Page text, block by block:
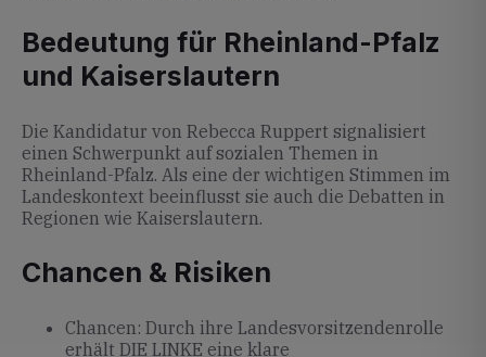
Bedeutung für Rheinland-Pfalz
und Kaiserslautern
Die Kandidatur von Rebecca Ruppert signalisiert
einen Schwerpunkt auf sozialen Themen in
Rheinland-Pfalz. Als eine der wichtigen Stimmen im
Landeskontext beeinflusst sie auch die Debatten in
Regionen wie Kaiserslautern.
Chancen & Risiken
Chancen: Durch ihre Landesvorsitzendenrolle
erhält DIE LINKE eine klare